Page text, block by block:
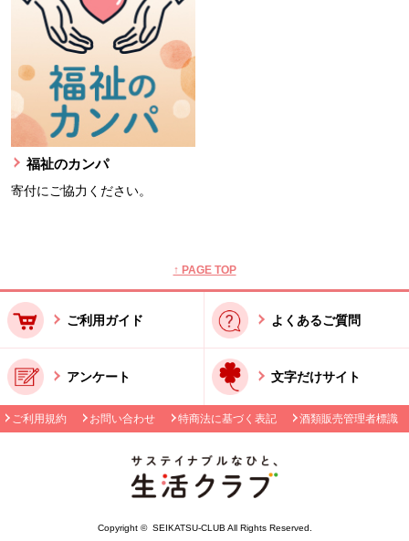
福祉のカンパ
寄付にご協力ください。
↑ PAGE TOP
ご利用ガイド よくあるご質問
アンケート 文字だけサイト
ご利用規約 お問い合わせ 特商法に基づく表記 酒類販売管理者標識
Copyright © SEIKATSU-CLUB All Rights Reserved.